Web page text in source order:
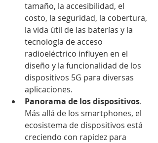
tamaño, la accesibilidad, el
costo, la seguridad, la cobertura,
la vida útil de las baterías y la
tecnología de acceso
radioeléctrico influyen en el
diseño y la funcionalidad de los
dispositivos 5G para diversas
aplicaciones.
Panorama de los dispositivos.
Más allá de los smartphones, el
ecosistema de dispositivos está
creciendo con rapidez para